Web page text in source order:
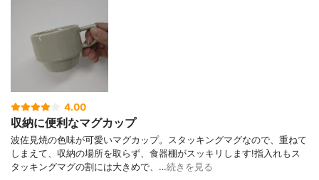
4.00
収納に便利なマグカップ
波佐見焼の色味が可愛いマグカップ。スタッキングマグなので、重ねて
しまえて、収納の場所を取らず、食器棚がスッキリします!指入れもス
タッキングマグの割には大きめで、…続きを見る